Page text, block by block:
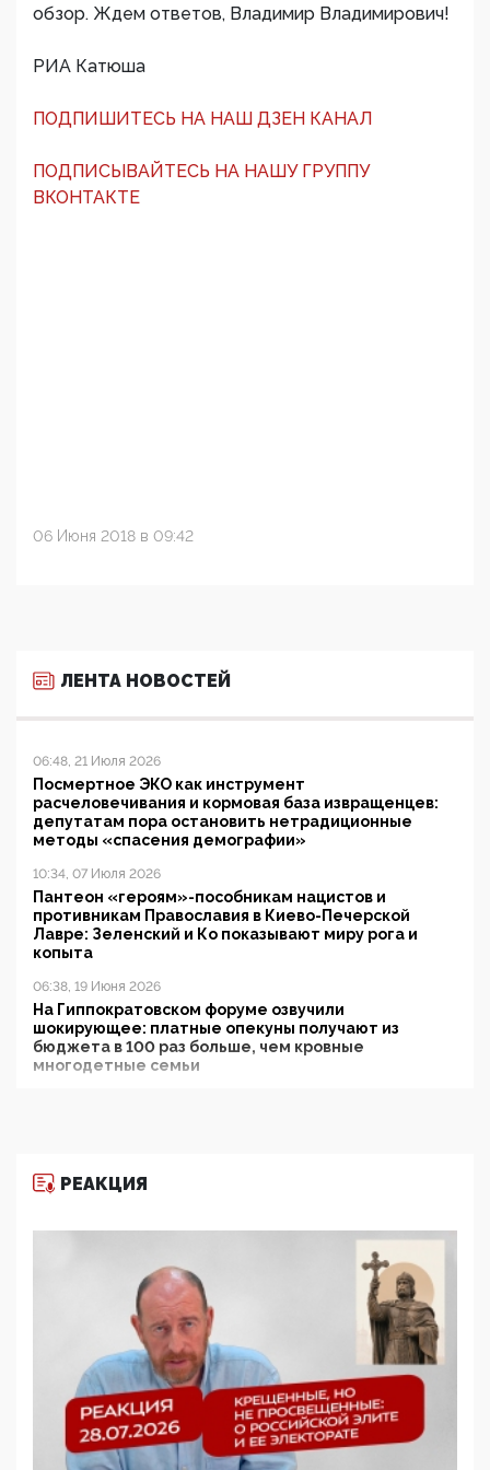
обзор. Ждем ответов, Владимир Владимирович!
РИА Катюша
ПОДПИШИТЕСЬ НА НАШ ДЗЕН КАНАЛ
ПОДПИСЫВАЙТЕСЬ НА НАШУ ГРУППУ
ВКОНТАКТЕ
06 Июня 2018 в 09:42
ЛЕНТА НОВОСТЕЙ
06:48, 21 Июля 2026
Посмертное ЭКО как инструмент
расчеловечивания и кормовая база извращенцев:
депутатам пора остановить нетрадиционные
методы «спасения демографии»
10:34, 07 Июля 2026
Пантеон «героям»-пособникам нацистов и
противникам Православия в Киево-Печерской
Лавре: Зеленский и Ко показывают миру рога и
копыта
06:38, 19 Июня 2026
На Гиппократовском форуме озвучили
шокирующее: платные опекуны получают из
бюджета в 100 раз больше, чем кровные
многодетные семьи
11:53, 09 Июня 2026
деятельность ИИТО ЮНЕСКО в России, но
цифроглобалисты продолжают определять
повестку в образовании
09:43, 01 Июня 2026
5G за счет здоровья граждан: Минцифры намерено
отобрать у регионов и муниципалитетов право
защищать жилые дома и социальные объекты от
05:58, 26 Мая 2026
Роскомнадзор освободили от борца с
деструктивным и опасным контентом
РЕАКЦИЯ